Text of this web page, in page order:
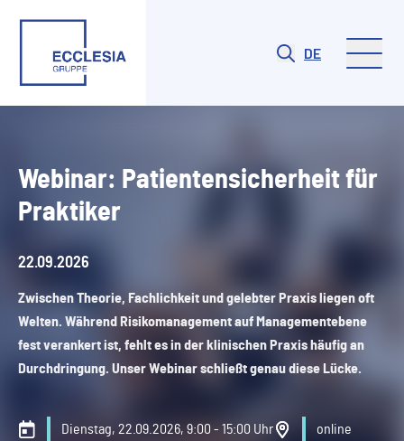
DE
Webinar: Patientensicherheit für
Praktiker
22.09.2026
Zwischen Theorie, Fachlichkeit und gelebter Praxis liegen oft
Welten. Während Risikomanagement auf Managementebene
fest verankert ist, fehlt es in der klinischen Praxis häufig an
Durchdringung. Unser Webinar schließt genau diese Lücke.
Dienstag, 22.09.2026, 9:00 - 15:00 Uhr
online